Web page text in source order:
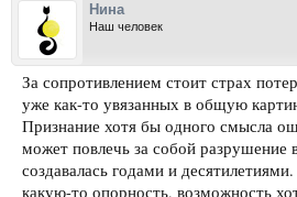
Нина
Наш человек
За сопротивлением стоит страх
уже как-то увязанных в общую
Признание хотя бы одного смысла
может повлечь за собой разрушение
создавалась годами и
какую-то опорность, возможность